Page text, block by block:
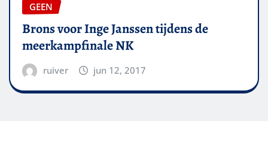
GEEN
Brons voor Inge Janssen tijdens de
meerkampfinale NK
ruiver jun 12, 2017